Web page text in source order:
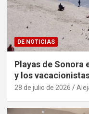
DE NOTICIAS
Playas de Sonora
y los
28 de julio de 2026